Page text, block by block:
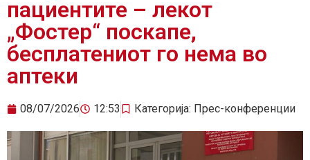
пациентите – лекот
„Фостер“ поскапе,
бесплатениот го нема во
аптеки
08/07/2026 12:53 Категорија: Прес-конференции